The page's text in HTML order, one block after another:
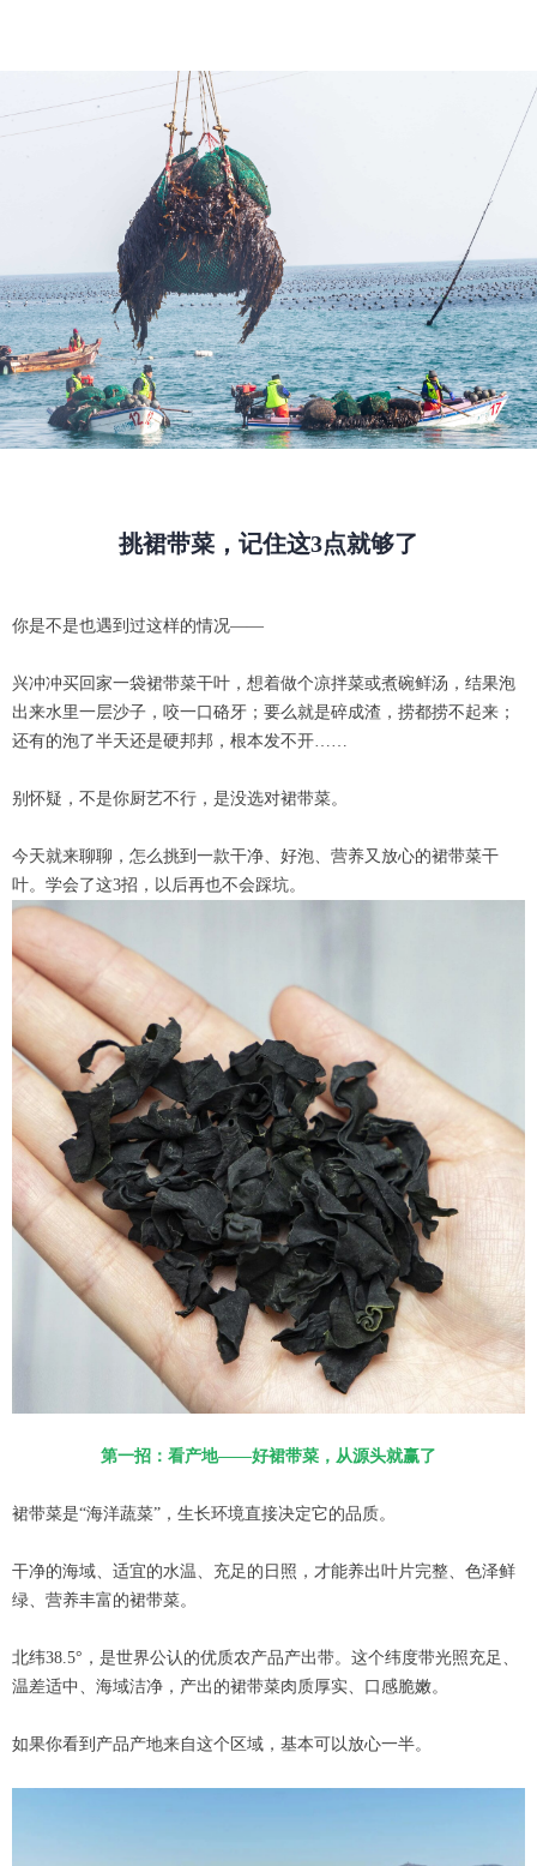
挑裙带菜，记住这3点就够了
你是不是也遇到过这样的情况——
兴冲冲买回家一袋裙带菜干叶，想着做个凉拌菜或煮碗鲜汤，结果泡
出来水里一层沙子，咬一口硌牙；要么就是碎成渣，捞都捞不起来；
还有的泡了半天还是硬邦邦，根本发不开……
别怀疑，不是你厨艺不行，是没选对裙带菜。
今天就来聊聊，怎么挑到一款干净、好泡、营养又放心的裙带菜干
叶。学会了这3招，以后再也不会踩坑。
第一招：看产地——好裙带菜，从源头就赢了
裙带菜是“海洋蔬菜”，生长环境直接决定它的品质。
干净的海域、适宜的水温、充足的日照，才能养出叶片完整、色泽鲜
绿、营养丰富的裙带菜。
北纬38.5°，是世界公认的优质农产品产出带。这个纬度带光照充足、
温差适中、海域洁净，产出的裙带菜肉质厚实、口感脆嫩。
如果你看到产品产地来自这个区域，基本可以放心一半。